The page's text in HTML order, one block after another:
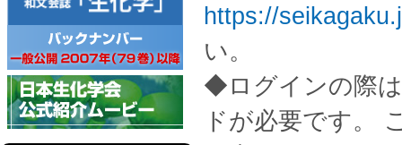
https://
い。
◆ログインの際
ドが必要です。